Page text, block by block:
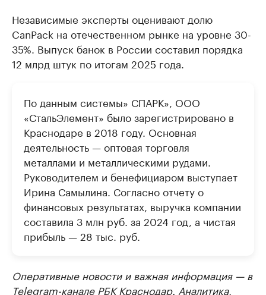
Независимые эксперты оценивают долю
CanPack на отечественном рынке на уровне 30-
35%. Выпуск банок в России составил порядка
12 млрд штук по итогам 2025 года.
По данным системы» СПАРК», ООО
«СтальЭлемент» было зарегистрировано в
Краснодаре в 2018 году. Основная
деятельность — оптовая торговля
металлами и металлическими рудами.
Руководителем и бенефициаром выступает
Ирина Самылина. Согласно отчету о
финансовых результатах, выручка компании
составила 3 млн руб. за 2024 год, а чистая
прибыль — 28 тыс. руб.
Оперативные новости и важная информация — в
Telegram-канале РБК Краснодар. Аналитика,